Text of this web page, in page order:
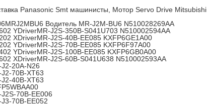
Panasonic Smt машинисты, Мотор Servo Drive Mitsubishi
Водитель MR-J2M-BU6 N510028269AA
YDriverMR-J2S-350B-S041U703 N510002594AA
XDriverMR-J2S-40B-EE085 KXFP6GE1A00
YDriverMR-J2S-70B-EE085 KXFP6F97A00
YDriverMR-J2S-100B-EE085 KXFP6GB0A00
XDriverMR-J2S-60B-S041U638 N510002593AA
J2-20A-N26
J2-70B-XT63
J2-40B-XT63
J2S-70B-EE006
J3-70B-EE052